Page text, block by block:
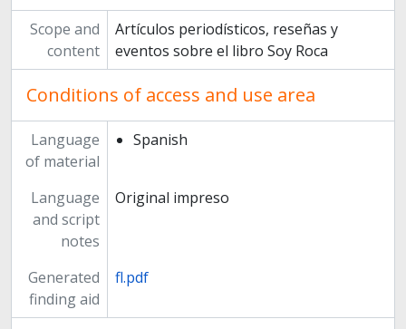
Scope and
content
Artículos periodísticos, reseñas y
eventos sobre el libro Soy Roca
Conditions of access and use area
Language
of material
Spanish
Language
and script
notes
Original impreso
Generated
finding aid
fl.pdf